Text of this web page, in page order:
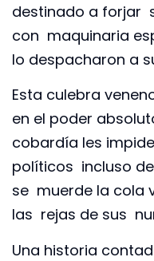
destinado a forjar
con maquinaria
lo despacharon a
Esta culebra
en el poder
cobardía les
políticos incluso
se muerde la cola
las rejas de sus
Una historia